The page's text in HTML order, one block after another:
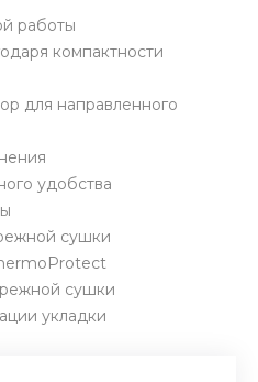
работы
компактности
для направленного
удобства
сушки
сушки
укладки